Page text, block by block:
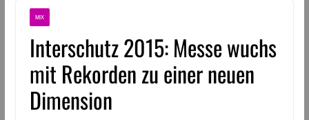
MIX
Interschutz 2015: Messe wuchs
mit Rekorden zu einer neuen
Dimension